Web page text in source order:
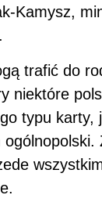
Kamysz,
trafić do
niektóre
typu karty,